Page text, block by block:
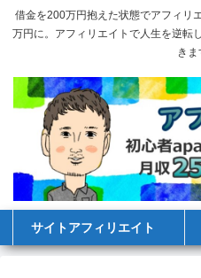
借金を200万円抱えた状態でアフィリ
万円に。アフィリエイトで人生を逆転
きま
サイトアフィリエイト